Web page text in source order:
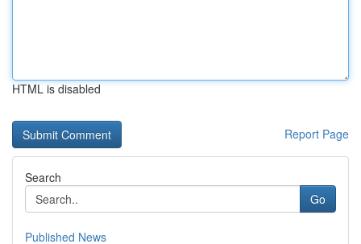
HTML is disabled
Report Page
Search
Go
Published News